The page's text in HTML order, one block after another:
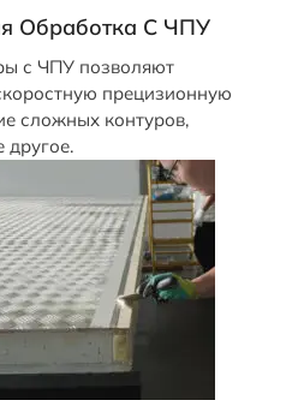
Обработка С ЧПУ
с ЧПУ позволяют
прецизионную
сложных контуров,
другое.